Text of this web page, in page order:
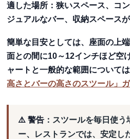
適した場所：狭いスペース、コ
ジュアルなバー、収納スペース
簡単な目安としては、座面の上
面との間に10～12インチほど空
ャートと一般的な範囲については
高さとバーの高さのスツール」
⚠️ 警告 ：スツールを毎日使
ー、レストランでは、安定し